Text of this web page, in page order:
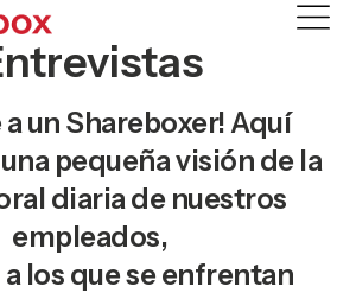
a un Shareboxer! Aquí
pequeña visión de la
diaria de nuestros
empleados,
los que se enfrentan